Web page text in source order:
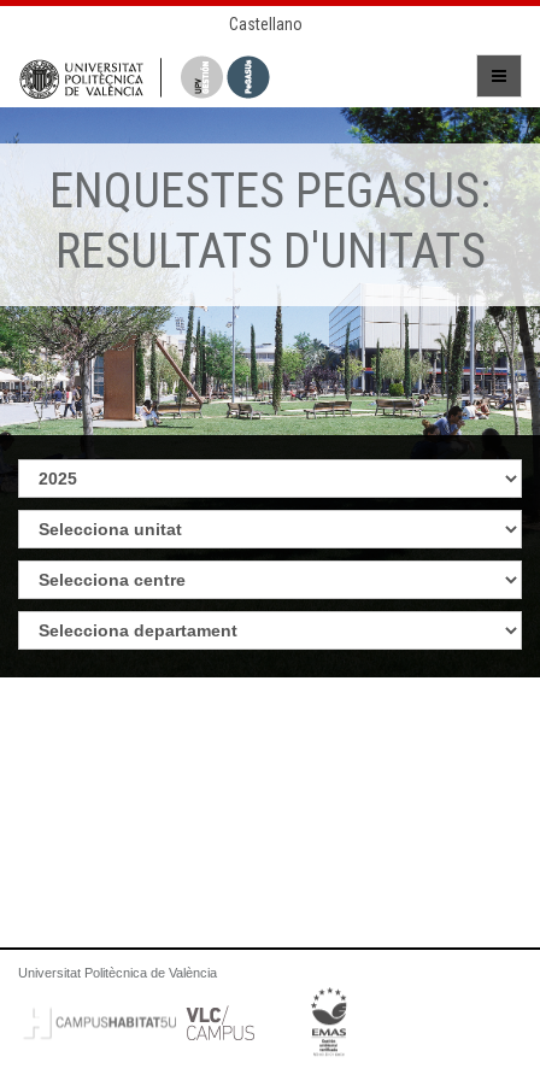
Castellano
ENQUESTES PEGASUS:
RESULTATS D'UNITATS
Universitat Politècnica de València